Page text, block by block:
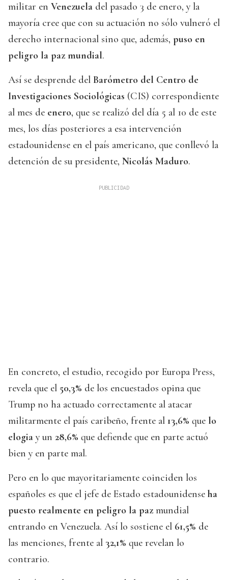
militar en Venezuela del pasado 3 de enero, y la
mayoría cree que con su actuación no sólo vulneró el
derecho internacional sino que, además, puso en
peligro la paz mundial.
Así se desprende del Barómetro del Centro de
Investigaciones Sociológicas (CIS) correspondiente
al mes de enero, que se realizó del día 5 al 10 de este
mes, los días posteriores a esa intervención
estadounidense en el país americano, que conllevó la
detención de su presidente, Nicolás Maduro.
En concreto, el estudio, recogido por Europa Press,
revela que el 50,3% de los encuestados opina que
Trump no ha actuado correctamente al atacar
militarmente el país caribeño, frente al 13,6% que lo
elogia y un 28,6% que defiende que en parte actuó
bien y en parte mal.
Pero en lo que mayoritariamente coinciden los
españoles es que el jefe de Estado estadounidense ha
puesto realmente en peligro la paz mundial
entrando en Venezuela. Así lo sostiene el 61,5% de
las menciones, frente al 32,1% que revelan lo
contrario.